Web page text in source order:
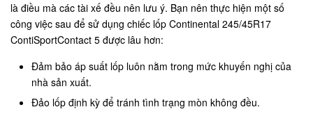
là điều mà các tài xế đều nên lưu ý. Bạn nên thực hiện một số
công việc sau để sử dụng chiếc lốp Continental 245/45R17
ContiSportContact 5 được lâu hơn:
Đảm bảo áp suất lốp luôn nằm trong mức khuyến nghị của
nhà sản xuất.
Đảo lốp định kỳ để tránh tình trạng mòn không đều.